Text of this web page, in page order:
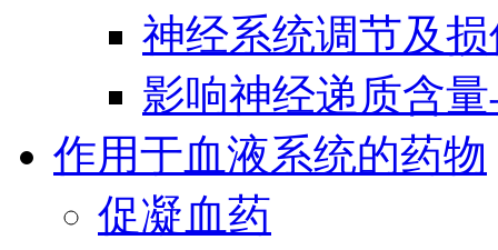
神经系统调节及
影响神经递质含
作用于血液系统的药物
促凝血药